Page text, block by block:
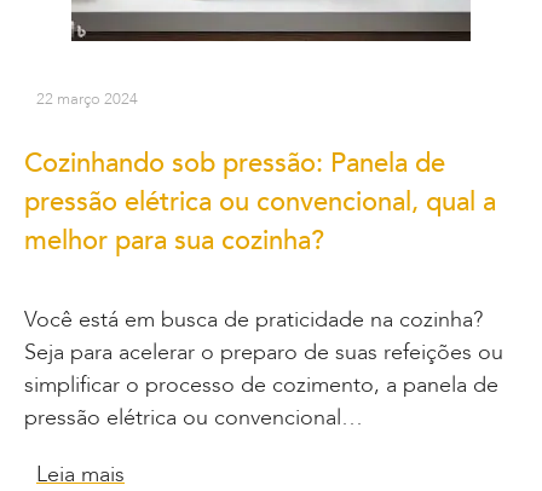
22 março 2024
Cozinhando sob pressão: Panela de
pressão elétrica ou convencional, qual a
melhor para sua cozinha?
Você está em busca de praticidade na cozinha?
Seja para acelerar o preparo de suas refeições ou
simplificar o processo de cozimento, a panela de
pressão elétrica ou convencional…
Leia mais